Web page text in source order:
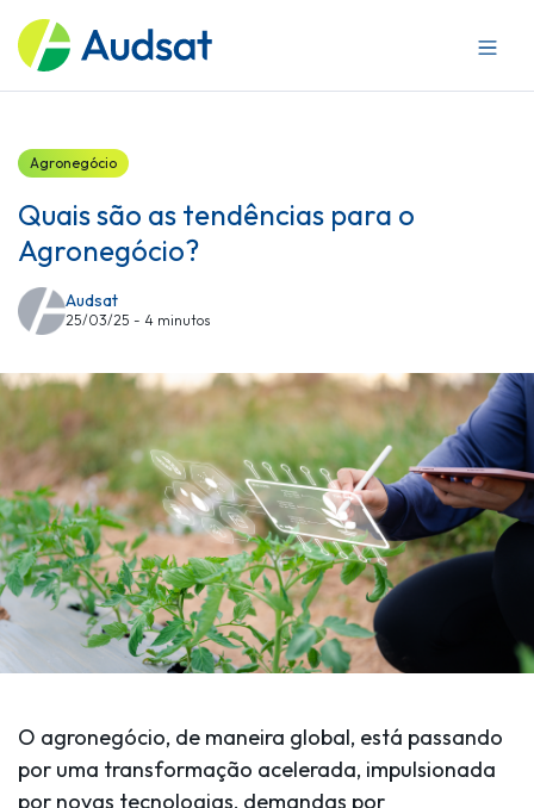
Sobre a Audsat
Mercados
Blog
Trabalhe conosco
Agronegócio
Quais são as tendências para o
Agronegócio?
Audsat
25/03/25 - 4 minutos
O agronegócio, de maneira global, está passando
por uma transformação acelerada, impulsionada
por novas tecnologias, demandas por